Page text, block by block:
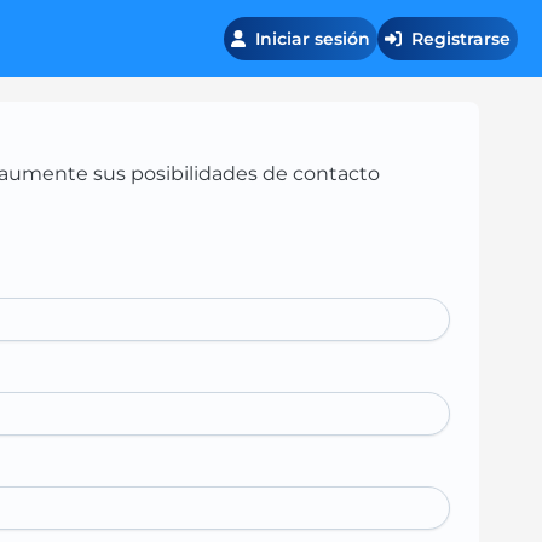
Iniciar sesión Registrarse
sus posibilidades de contacto